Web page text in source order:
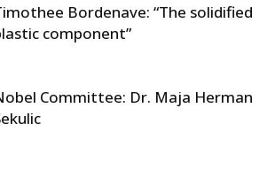
Bordenave: “The solidified
component”
Committee: Dr. Maja Herman